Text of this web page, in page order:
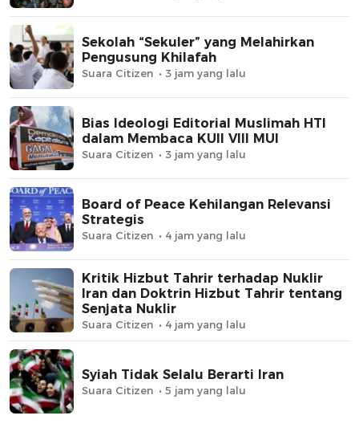
Sekolah “Sekuler” yang Melahirkan
Pengusung Khilafah
Suara Citizen 3 jam yang lalu
Bias Ideologi Editorial Muslimah HTI
dalam Membaca KUII VIII MUI
Suara Citizen 3 jam yang lalu
Board of Peace Kehilangan Relevansi
Strategis
Suara Citizen 4 jam yang lalu
Kritik Hizbut Tahrir terhadap Nuklir
Iran dan Doktrin Hizbut Tahrir tentang
Senjata Nuklir
Suara Citizen 4 jam yang lalu
Syiah Tidak Selalu Berarti Iran
Suara Citizen 5 jam yang lalu